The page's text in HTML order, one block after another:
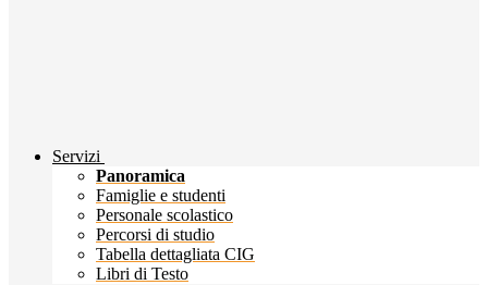
Servizi
Panoramica
Famiglie e studenti
Personale scolastico
Percorsi di studio
Tabella dettagliata CIG
Libri di Testo